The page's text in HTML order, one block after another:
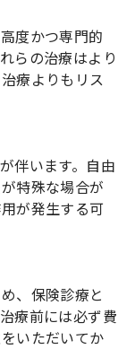
度かつ専門的
らの治療はより
療よりもリス
伴います。自由
特殊な場合が
が発生する可
、保険診療と
療前には必ず費
いただいてか